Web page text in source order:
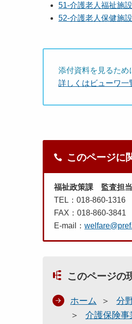
51-介護老人福祉施
52-介護老人保健施
添付資料を見るため
詳しくはビューワ一
このページに
福祉政策課 監査担当
TEL：018-860-1316
FAX：018-860-3841
E-mail：
このページの
ホーム 分
介護保険事